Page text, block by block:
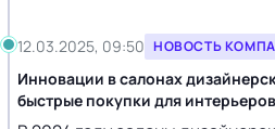
12.03.2025, 09:50 НОВОСТЬ
Инновации в салонах
быстрые покупки для